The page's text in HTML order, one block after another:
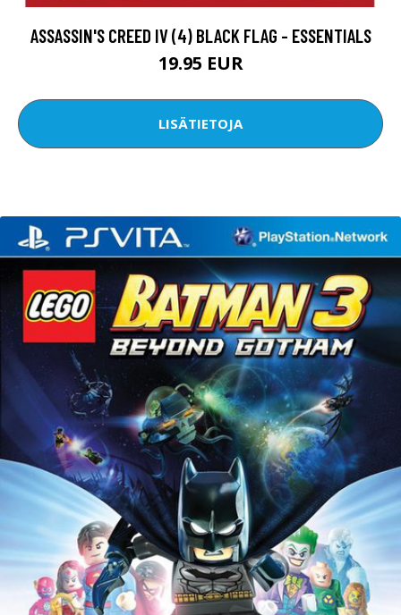
ASSASSIN'S CREED IV (4) BLACK FLAG - ESSENTIALS
19.95 EUR
LISÄTIETOJA